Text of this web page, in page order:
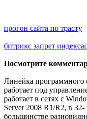
прогон сайта по трасту
битрикс запрет
Посмотрите
Линейка программного
работает под
работает в сетях с
Server 2008 R1/R2, в
большинстве